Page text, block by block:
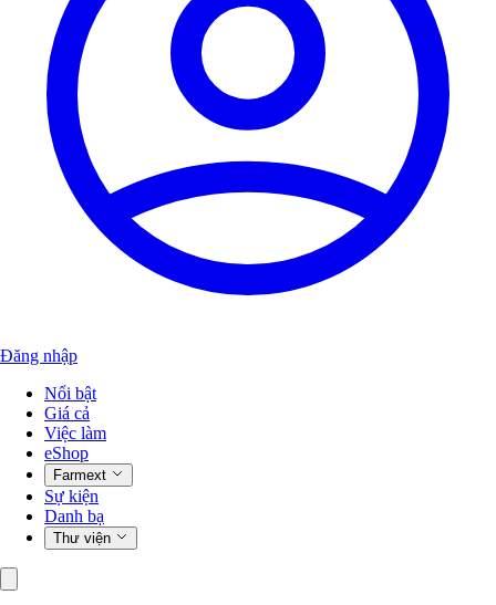
Đăng nhập
Nổi bật
Giá cả
Việc làm
eShop
Farmext
Sự kiện
Danh bạ
Thư viện